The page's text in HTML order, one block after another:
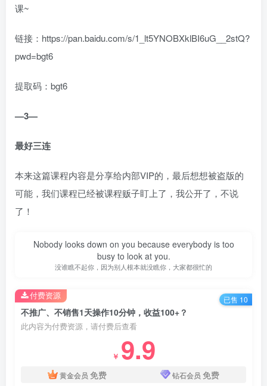
课~
链接：https://pan.baidu.com/s/1_lt5YNOBXklBI6uG__2stQ?
pwd=bgt6
提取码：bgt6
—3—
最好三连
本来这篇课程内容是分享给内部VIP的，最后想想被盗版的
可能，我们课程已经被课程贩子盯上了，我公开了，不说
了！
Nobody looks down on you because everybody is too
busy to look at you.
没谁瞧不起你，因为别人根本就没瞧你，大家都很忙的
不推广、不销售1天操作10分钟，收益100+？
此内容为付费资源，请付费后查看
￥ 9.9
黄金会员 免费 钻石会员 免费
付费资源 已售 10